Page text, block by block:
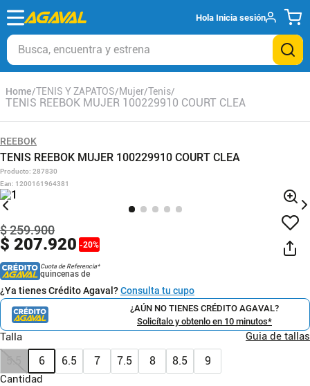
Hola Inicia sesión
Busca, encuentra y estrena
TENIS Y ZAPATOS Mujer Tenis
TENIS REEBOK MUJER 100229910 COURT CLEA
REEBOK
TENIS REEBOK MUJER 100229910 COURT CLEA
Producto: 287830
Ean: 1200161964381
$ 207.920 -20%
$259.900
Cuota de Referencia*
quincenas de
¿Ya tienes Crédito Agaval?Consulta tu cupo
¿AÚN NO TIENES CRÉDITO AGAVAL?
Solicítalo y obtenlo en 10 minutos*
Talla
6 6.5 7 7.5 8 8.5 9
Guia de tallas
Cantidad